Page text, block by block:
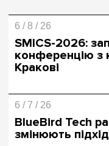
6 / 8 / 26
SMICS-2026:
конференцію з
Кракові
6 / 7 / 26
BlueBird Tech
змінюють